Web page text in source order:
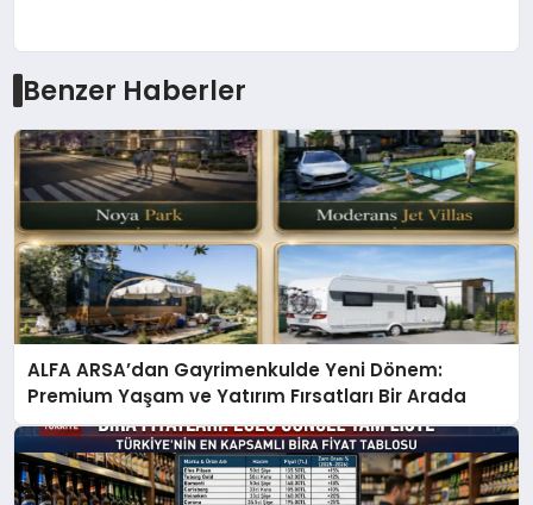
Benzer Haberler
ALFA ARSA’dan Gayrimenkulde Yeni Dönem:
Premium Yaşam ve Yatırım Fırsatları Bir Arada